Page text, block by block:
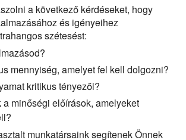
a következő kérdéseket, hogy
és igényeihez
szétesést:
mennyiség, amelyet fel kell dolgozni?
kritikus tényezői?
a minőségi előírások, amelyeket
munkatársaink segítenek Önnek